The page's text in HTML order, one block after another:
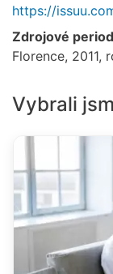
https://
Zdrojové
Florence, 2011,
Vybrali